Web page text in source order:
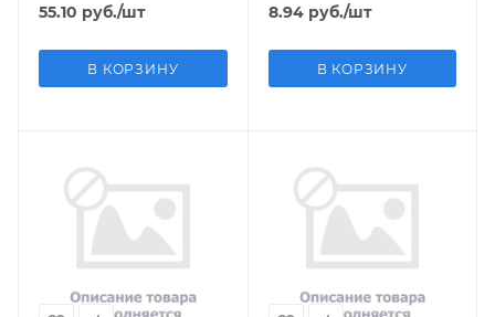
55.10 руб./шт
В КОРЗИНУ
8.94руб./шт
В КОРЗИНУ